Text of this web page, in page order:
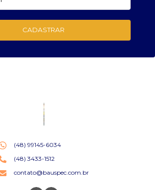
CADASTRAR
(48) 99145-6034
(48) 3433-1512
contato@bauspec.com.br